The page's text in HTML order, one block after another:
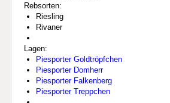
Rebsorten:
Riesling
Rivaner
Lagen:
Piesporter Goldtröpfchen
Piesporter Domherr
Piesporter Falkenberg
Piesporter Treppchen